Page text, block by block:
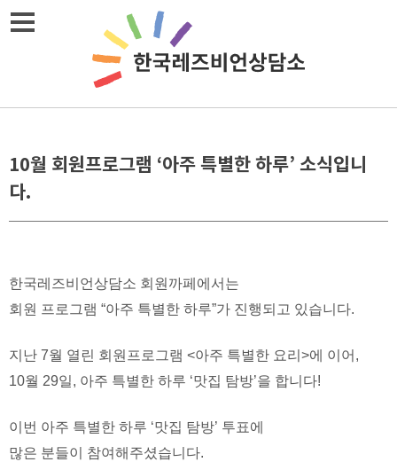
Skip
10월 회원프로그램 ‘아주 특별한 하루’ 소식입니
다.
한국레즈비언상담소 회원까페에서는
회원 프로그램 “아주 특별한 하루”가 진행되고 있습니다.
지난 7월 열린 회원프로그램 <아주 특별한 요리>에 이어,
10월 29일, 아주 특별한 하루 ‘맛집 탐방’을 합니다!
이번 아주 특별한 하루 ‘맛집 탐방’ 투표에
많은 분들이 참여해주셨습니다.